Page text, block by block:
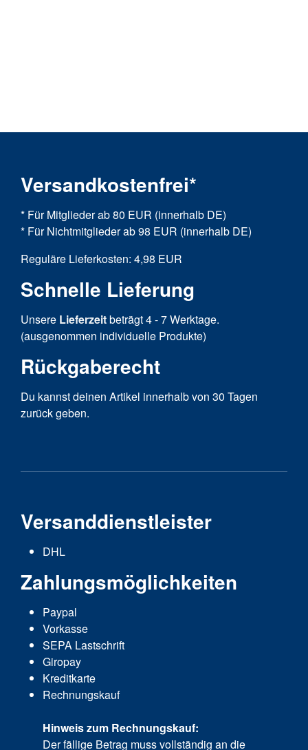
Versandkostenfrei*
* Für Mitglieder ab 80 EUR (innerhalb DE)
* Für Nichtmitglieder ab 98 EUR (innerhalb DE)
Reguläre Lieferkosten: 4,98 EUR
Schnelle Lieferung
Unsere Lieferzeitbeträgt 4 - 7 Werktage.
(ausgenommen individuelle Produkte)
Rückgaberecht
Du kannst deinen Artikel innerhalb von 30 Tagen
zurück geben.
Versanddienstleister
DHL
Zahlungsmöglichkeiten
Paypal
Vorkasse
SEPA Lastschrift
Giropay
Kreditkarte
Rechnungskauf
Hinweis zum Rechnungskauf:
Der fällige Betrag muss vollständig an die